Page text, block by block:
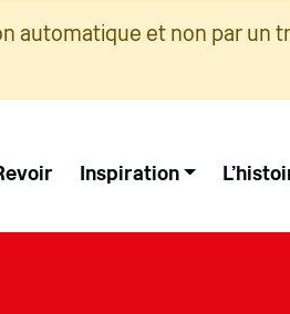
automatique et non par un
Inspiration